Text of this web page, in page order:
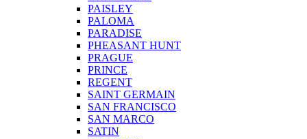
PAISLEY
PALOMA
PARADISE
PHEASANT HUNT
PRAGUE
PRINCE
REGENT
SAINT GERMAIN
SAN FRANCISCO
SAN MARCO
SATIN